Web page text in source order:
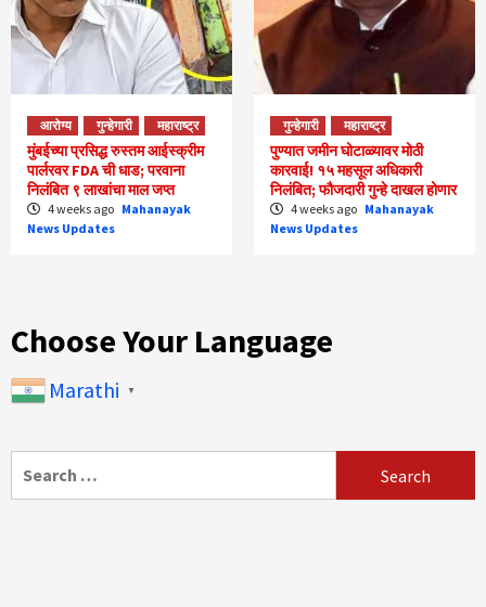
आरोग्य गुन्हेगारी महाराष्ट्र
मुंबईच्या प्रसिद्ध रुस्तम आईस्क्रीम
पार्लरवर FDA ची धाड; परवाना
निलंबित ९ लाखांचा माल जप्त
4 weeks ago Mahanayak
News Updates
गुन्हेगारी महाराष्ट्र
पुण्यात जमीन घोटाळ्यावर मोठी
कारवाई! १५ महसूल अधिकारी
निलंबित; फौजदारी गुन्हे दाखल होणार
4 weeks ago Mahanayak
News Updates
Choose Your Language
Marathi ▼